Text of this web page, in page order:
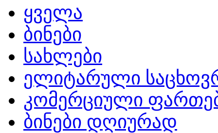
ყველა
ბინები
სახლები
ელიტარული
კომერციული
ბინები დღიურად